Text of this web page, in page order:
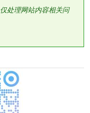
仅处理网站内容相关问